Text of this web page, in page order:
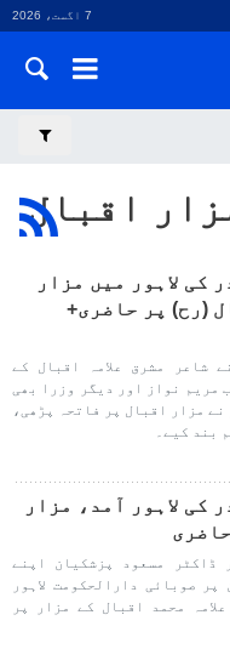
7 اگست، 2026
اقبال
کی لاہور میں مزار
(رح) پر حاضری+
شاعر مشرق علامہ اقبال کے
مریم نواز اور دیگر وزرا بھی
مزار اقبال پر فاتحہ پڑھی،
بند کیے۔
کی لاہور آمد، مزار
ڈاکٹر مسعود پزشکیان اپنے
پر صوبائی دارالحکومت لاہور
محمد اقبال کے مزار پر